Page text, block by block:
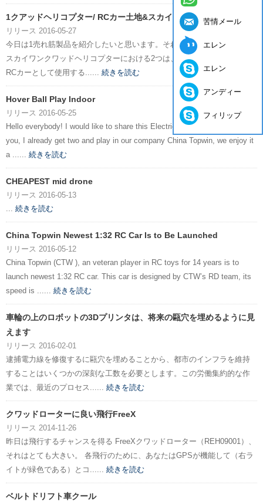
1クアッドヘリコプター/ RCカー土地&スカイ2
リリース 2016-05-27
今日は1売れ筋製品を紹介したいと思います。それは土地&アンプです。
スカイワンクワッドヘリコプターにおける2つは、それがRCのドローンと
RCカーとして使用する...... 続きを読む
Hover Ball Play Indoor
リリース 2016-05-25
Hello everybody! I would like to share this Electric air hover soccer with
you, I already get two and play in our company China Topwin, we enjoy it
a ...... 続きを読む
CHEAPEST mid drone
リリース 2016-05-13
... 続きを読む
China Topwin Newest 1:32 RC Car Is to Be Launched
リリース 2016-05-12
China Topwin (CTW ), an veteran player in RC toys for 14 years is to
launch newest 1:32 RC car. This car is designed by CTW’s RD team, its
speed is ...... 続きを読む
車輪の上のロボットの3Dプリンタは、将来の甌穴を埋めるように見
えます
リリース 2016-02-01
逮捕電力線を修復するに甌穴を埋めることから、都市のインフラを維持
することはいくつかの深刻な工数を必要とします。この労働集約的な作
業では、最近のプロセス...... 続きを読む
クワッドローターに良い飛行FreeX
リリース 2014-11-26
昨日は飛行するチャンスを得る FreeXクワッドローター（REH09001）、
それはとても大きい。 各飛行のために、あなたはGPSが機能して（右ラ
イトが緑色である）とコ...... 続きを読む
ベルトドリフト車クール
苦情メール
エレン
エレン
アンディー
フィリップ